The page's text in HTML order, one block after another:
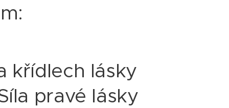
křídlech lásky
pravé lásky